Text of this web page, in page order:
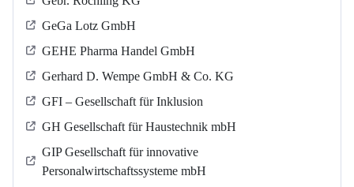
GeGa Lotz GmbH
GEHE Pharma Handel GmbH
Gerhard D. Wempe GmbH & Co. KG
GFI – Gesellschaft für Inklusion
GH Gesellschaft für Haustechnik mbH
GIP Gesellschaft für innovative
Personalwirtschaftssysteme mbH